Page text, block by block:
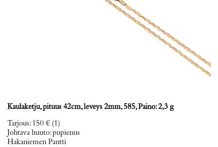
Kaulaketju, pituus 42cm, leveys 2mm, 585, Paino: 2,3 g
Tarjous: 150 € (1)
Johtava huuto:pupienus
Hakaniemen Pantti